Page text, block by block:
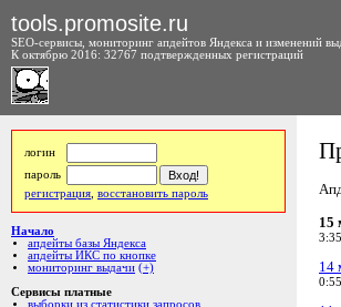
tools.promosite.ru
SEO-сервисы, мониторинг апдейтов Яндекса и изменений
К октябрю 2016: 32767 подтвержденных регистраций
логин
пароль
регистрация восстановить пароль
Начало
апдейты базы Яндекса
апдейты ИКС по кнопке
мониторинг выдачи (+)
Сервисы платные
выборки из статистики запросов
15
14